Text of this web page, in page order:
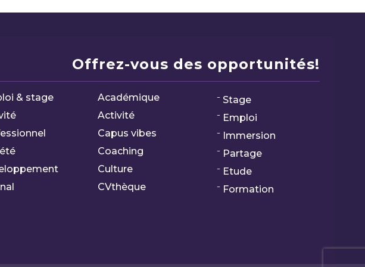
Offrez-vous des opportunités!
& stage
Académique
Activité
Capus vibes
Coaching
Culture
CVthèque
Stage
Emploi
Immersion
Partage
Etude
Formation